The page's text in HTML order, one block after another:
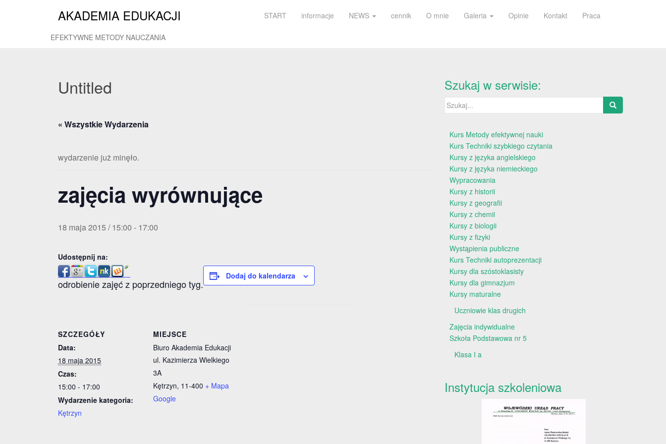
AKADEMIA EDUKACJI
EFEKTYWNE METODY NAUCZANIA
START informacje NEWS cennik O mnie Galeria Opinie Kontakt Praca
Untitled
« Wszystkie Wydarzenia
wydarzenie już minęło.
zajęcia wyrównujące
18 maja 2015 / 15:00 - 17:00
Udostępnij na:
odrobienie zajęć z poprzedniego tyg.
Dodaj do kalendarza
SZCZEGÓŁY
Data:
18 maja 2015
Czas:
15:00 - 17:00
Wydarzenie kategoria:
Kętrzyn
MIEJSCE
Biuro Akademia Edukacji
ul. Kazimierza Wielkiego
3A
Kętrzyn, 11-400 + Mapa
Google
Szukaj w serwisie:
Szukaj:
Kurs Metody efektywnej nauki
Kurs Techniki szybkiego czytania
Kursy z języka angielskiego
Kursy z języka niemieckiego
Wypracowania
Kursy z historii
Kursy z geografii
Kursy z chemii
Kursy z biologii
Kursy z fizyki
Wystąpienia publiczne
Kurs Techniki autoprezentacji
Kursy dla szóstoklasisty
Kursy dla gimnazjum
Kursy maturalne
Uczniowie klas drugich
Zajęcia indywidualne
Szkoła Podstawowa nr 5
Klasa I a
Instytucja szkoleniowa